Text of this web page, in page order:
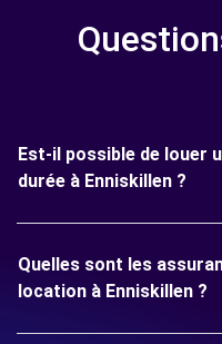
Est-il possible de louer
durée à Enniskillen ?
Quelles sont les
location à Enniskillen ?